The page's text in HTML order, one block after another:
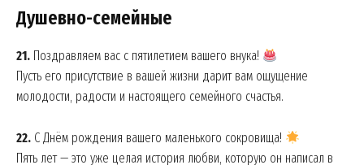
Душевно-семейные
21. Поздравляем вас с пятилетием вашего внука!
Пусть его присутствие в вашей жизни дарит вам ощущение
молодости, радости и настоящего семейного счастья.
22. С Днём рождения вашего маленького сокровища!
Пять лет — это уже целая история любви, которую он написал в